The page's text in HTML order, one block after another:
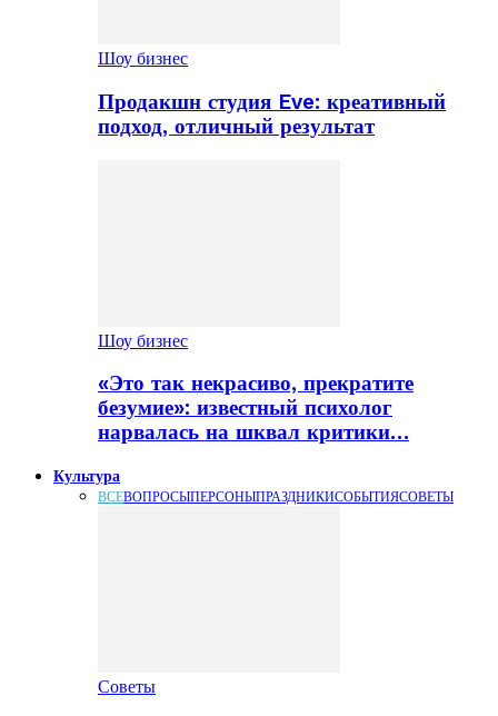
Шоу бизнес
Продакшн студия Eve: креативный
подход, отличный результат
Шоу бизнес
«Это так некрасиво, прекратите
безумие»: известный психолог
нарвалась на шквал критики…
Культура
ВСЕВОПРОСЫПЕРСОНЫПРАЗДНИКИСОБЫТИЯСОВЕТЫ
Советы